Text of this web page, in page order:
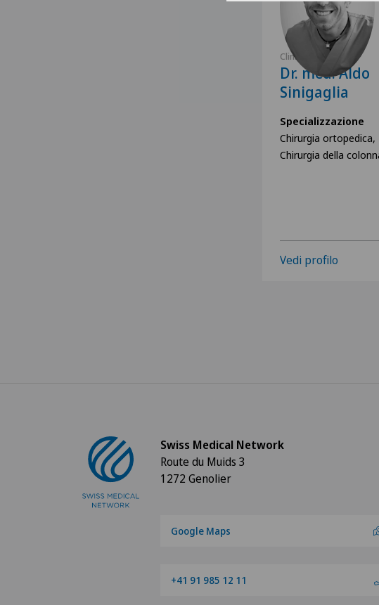
Clinica Ars Medica
Dr. med. Aldo
Sinigaglia
Specializzazione
Chirurgia ortopedica,
Chirurgia della
Vedi profilo
Swiss Medical Network
Route du Muids 3
1272 Genolier
Google Maps
+41 91 985 12 11